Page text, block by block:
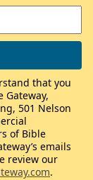
that you
501 Nelson
of Bible
emails
review our
.